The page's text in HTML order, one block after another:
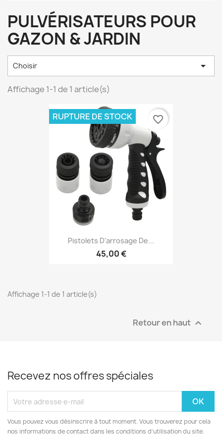
PULVÉRISATEURS POUR
GAZON & JARDIN
Choisir 
Affichage 1-1 de 1 article(s)
Pistolets D'arrosage De...
45,00 €
RUPTURE DE STOCK favorite_border
Affichage 1-1 de 1 article(s)
Retour en haut 
Recevez nos offres spéciales
Vous pouvez vous désinscrire à tout moment. Vous trouverez pour cela
nos informations de contact dans les conditions d'utilisation du site.